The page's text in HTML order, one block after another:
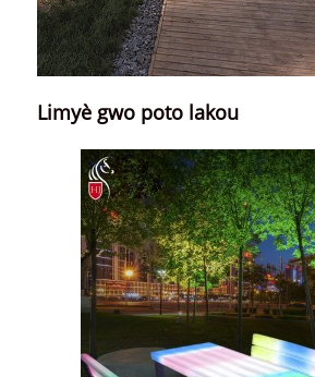
Limyè gwo poto lakou